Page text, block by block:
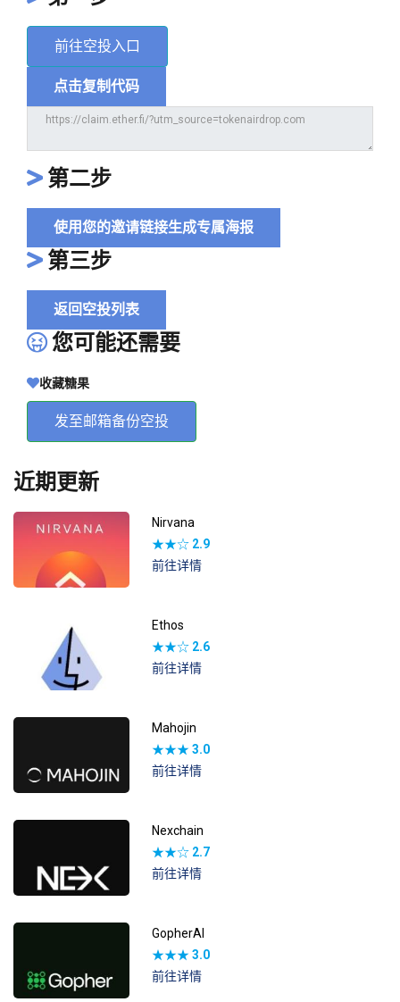
前往空投入口
点击复制代码
第二步
使用您的邀请链接生成专属海报
第三步
返回空投列表
您可能还需要
收藏糖果
发至邮箱备份空投
近期更新
Nirvana
★★☆ 2.9
前往详情
Ethos
★★☆ 2.6
前往详情
Mahojin
★★★3.0
前往详情
Nexchain
★★☆ 2.7
前往详情
GopherAI
★★★3.0
前往详情